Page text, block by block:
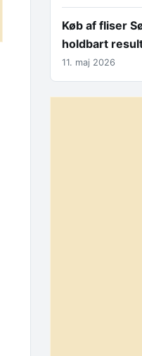
Køb af fliser
holdbart
11. maj 2026